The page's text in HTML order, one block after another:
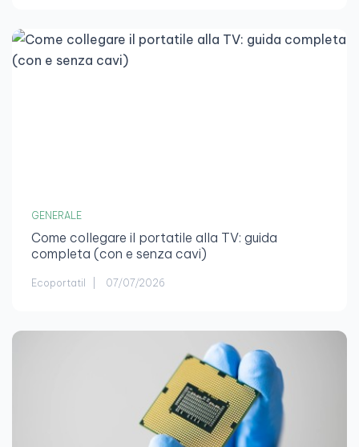
GENERALE
Come collegare il portatile alla TV: guida
completa (con e senza cavi)
Ecoportatil 07/07/2026